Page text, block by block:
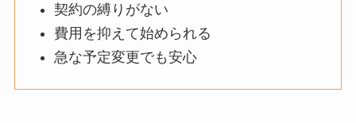
契約の縛りがない
費用を抑えて始められる
急な予定変更でも安心